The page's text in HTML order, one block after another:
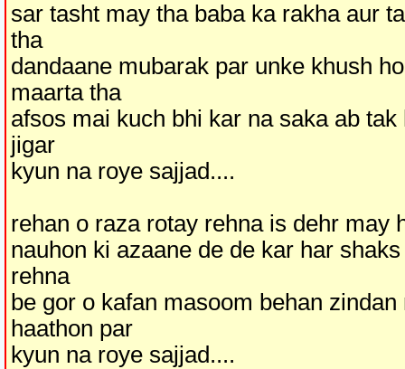
sar tasht may tha baba ka rakha aur
tha
dandaane mubarak par unke khush
maarta tha
afsos mai kuch bhi kar na saka ab
jigar
kyun na roye sajjad....
rehan o raza rotay rehna is dehr may
nauhon ki azaane de de kar har
rehna
be gor o kafan masoom behan
haathon par
kyun na roye sajjad....